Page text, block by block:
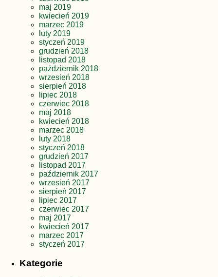
maj 2019
kwiecień 2019
marzec 2019
luty 2019
styczeń 2019
grudzień 2018
listopad 2018
październik 2018
wrzesień 2018
sierpień 2018
lipiec 2018
czerwiec 2018
maj 2018
kwiecień 2018
marzec 2018
luty 2018
styczeń 2018
grudzień 2017
listopad 2017
październik 2017
wrzesień 2017
sierpień 2017
lipiec 2017
czerwiec 2017
maj 2017
kwiecień 2017
marzec 2017
styczeń 2017
Kategorie